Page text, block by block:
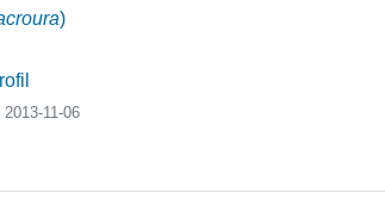
)
2013-11-06